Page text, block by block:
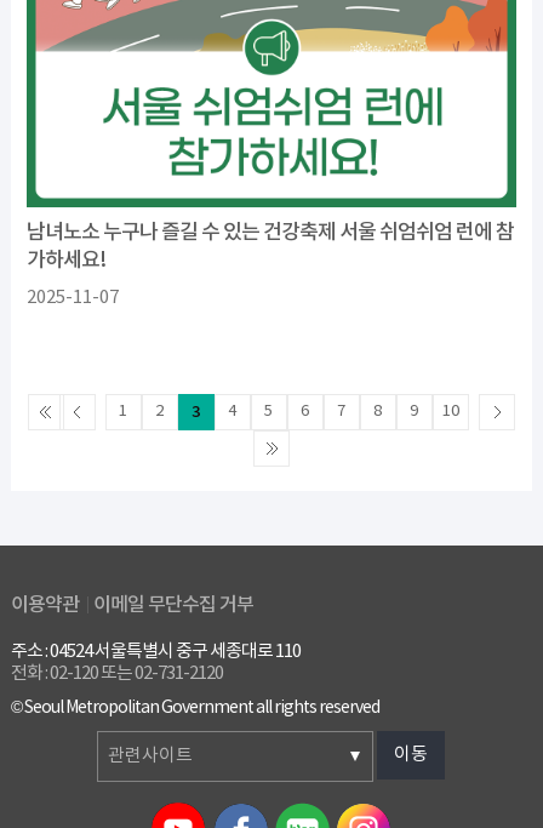
남녀노소 누구나 즐길 수 있는 건강축제 서울 쉬엄쉬엄 런에 참
가하세요!
2025-11-07
1 2 3 4 5 6 7 8 9 10
이용약관 이메일 무단수집 거부
주소 : 04524 서울특별시 중구 세종대로 110
전화 : 02-120 또는 02-731-2120
© Seoul Metropolitan Government all rights reserved
관련사이트 이동